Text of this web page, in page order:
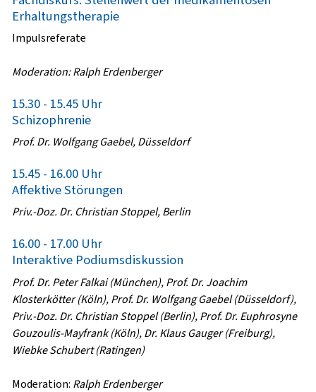
Erhaltungstherapie
Impulsreferate
Moderation: Ralph Erdenberger
15.30 - 15.45 Uhr
Schizophrenie
Prof. Dr. Wolfgang Gaebel, Düsseldorf
15.45 - 16.00 Uhr
Affektive Störungen
Priv.-Doz. Dr. Christian Stoppel, Berlin
16.00 - 17.00 Uhr
Interaktive Podiumsdiskussion
Prof. Dr. Peter Falkai (München), Prof. Dr. Joachim
Klosterkötter (Köln), Prof. Dr. Wolfgang Gaebel (Düsseldorf),
Priv.-Doz. Dr. Christian Stoppel (Berlin), Prof. Dr. Euphrosyne
Gouzoulis-Mayfrank (Köln), Dr. Klaus Gauger (Freiburg),
Wiebke Schubert (Ratingen)
Moderation: Ralph Erdenberger